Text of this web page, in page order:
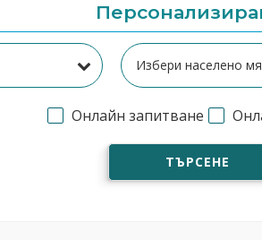
Онлайн запитване
ТЪРСЕНЕ